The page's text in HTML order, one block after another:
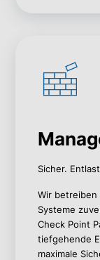
Sicher.
Wir
Systeme
Check Point
tiefgehende
maximale